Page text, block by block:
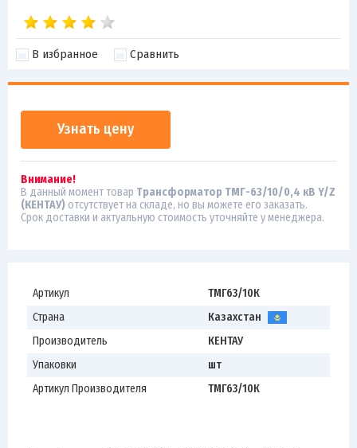
В избранное Сравнить
Узнать цену
Внимание!
В данный момент товар Трансформатор ТМГ-63/10/0,4 кВ Y/Z
(КЕНТАУ) отсутствует на складе, но вы можете его заказать.
Срок доставки и актуальную стоимость уточняйте у менеджера.
Артикул
ТМГ63/10К
Страна
Казахстан
Производитель
КЕНТАУ
Упаковки
шт
Артикул Производителя
ТМГ63/10К